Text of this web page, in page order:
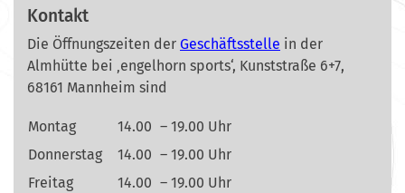
Kontakt
Die Öffnungszeiten der Geschäftsstelle in der
Almhütte bei ‚engelhorn sports‘, Kunststraße 6+7,
68161 Mannheim sind
Montag 14.00 – 19.00 Uhr
Donnerstag
14.00 – 19.00 Uhr
Freitag
14.00 – 19.00 Uhr